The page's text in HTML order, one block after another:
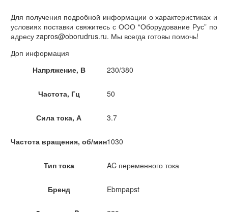
Для получения подробной информации о характеристиках и
условиях поставки свяжитесь с ООО “Оборудование Рус” по
адресу zapros@oborudrus.ru. Мы всегда готовы помочь!
Доп информация
Напряжение, В
230/380
Частота, Гц 50
Сила тока, А 3.7
Частота вращения, об/мин1030
Тип тока AC переменного тока
Бренд Ebmpapst